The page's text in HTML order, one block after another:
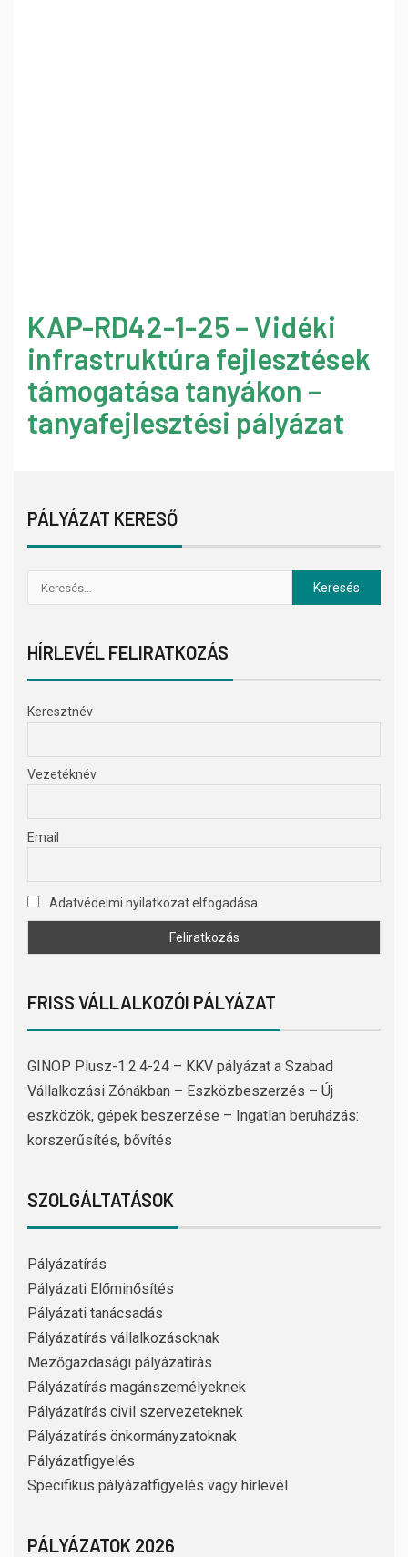
KAP-RD42-1-25 – Vidéki
infrastruktúra fejlesztések
támogatása tanyákon –
tanyafejlesztési pályázat
PÁLYÁZAT KERESŐ
HÍRLEVÉL FELIRATKOZÁS
Keresztnév
Vezetéknév
Email
Adatvédelmi nyilatkozat elfogadása
FRISS VÁLLALKOZÓI PÁLYÁZAT
GINOP Plusz-1.2.4-24 – KKV pályázat a Szabad
Vállalkozási Zónákban – Eszközbeszerzés – Új
eszközök, gépek beszerzése – Ingatlan beruházás:
korszerűsítés, bővítés
SZOLGÁLTATÁSOK
Pályázatírás
Pályázati Előminősítés
Pályázati tanácsadás
Pályázatírás vállalkozásoknak
Mezőgazdasági pályázatírás
Pályázatírás magánszemélyeknek
Pályázatírás civil szervezeteknek
Pályázatírás önkormányzatoknak
Pályázatfigyelés
Specifikus pályázatfigyelés vagy hírlevél
PÁLYÁZATOK 2026